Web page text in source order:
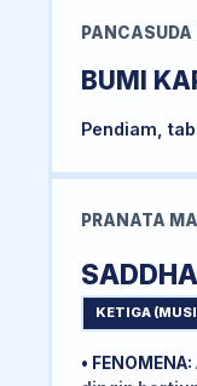
BUMI
Pendiam,
PRANATA
SADDHA
KETIGA
• FENOMENA: